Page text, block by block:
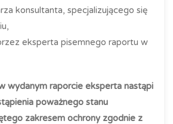
konsultanta, specjalizującego się
eksperta pisemnego raportu w
wydanym raporcie eksperta nastąpi
poważnego stanu
zakresem ochrony zgodnie z